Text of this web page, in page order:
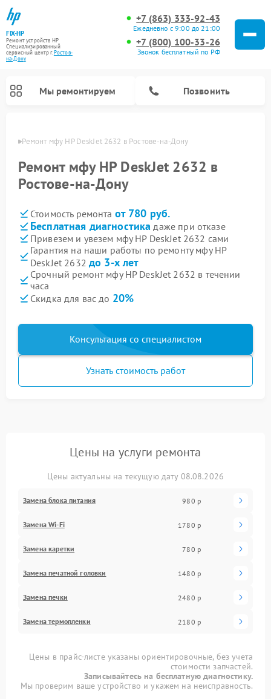
FIX-HP
Ремонт устройств HP
Специализированный
cервисный центр г.Ростов-
на-Дону
+7 (863) 333-92-43
Ежедневно с 9:00 до 21:00
+7 (800) 100-33-26
Звонок бесплатный по РФ
Мы ремонтируем Позвонить
Ремонт мфу HP DeskJet 2632 в Ростове-на-Дону
Ремонт мфу HP DeskJet 2632 в
Ростове-на-Дону
Стоимость ремонта от 780 руб.
Бесплатная диагностика даже при отказе
Привезем и увезем мфу HP DeskJet 2632 сами
Гарантия на наши работы по ремонту мфу HP
DeskJet 2632 до 3-х лет
Срочный ремонт мфу HP DeskJet 2632 в течении
часа
Скидка для вас до 20%
Консультация со специалистом
Узнать стоимость работ
Цены на услуги ремонта
Цены актуальны на текущую дату 08.08.2026
Замена блока питания 980 р
Замена Wi-Fi 1780 р
Замена каретки 780 р
Замена печатной головки 1480 р
Замена печки 2480 р
Замена термопленки 2180 р
Цены в прайс-листе указаны ориентировочные, без учета
стоимости запчастей.
Записывайтесь на бесплатную диагностику.
Мы проверим ваше устройство и укажем на неисправность.